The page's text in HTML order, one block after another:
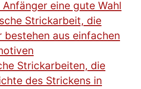
eine gute Wahl
Strickarbeit, die
bestehen aus einfachen
Strickarbeiten, die
des Strickens in